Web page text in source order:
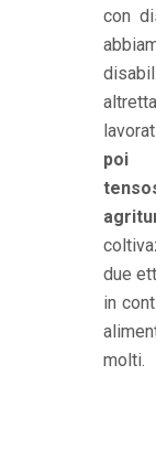
con
poi
due
in
molti.